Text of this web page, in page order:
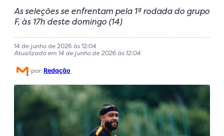
As seleções se enfrentam pela 1ª rodada do grupo
F, às 17h deste domingo (14)
14 de junho de 2026 às 12:04
Atualizado em 14 de junho de 2026 às 12:04
por: Redação